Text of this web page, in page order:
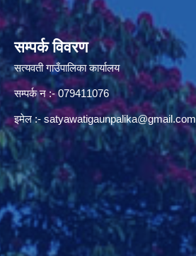
सम्पर्क विवरण
सत्यवती गाउँपालिका कार्यालय
सम्पर्क न‌ :- 079411076
इमेल :- satyawatigaunpalika@gmail.com